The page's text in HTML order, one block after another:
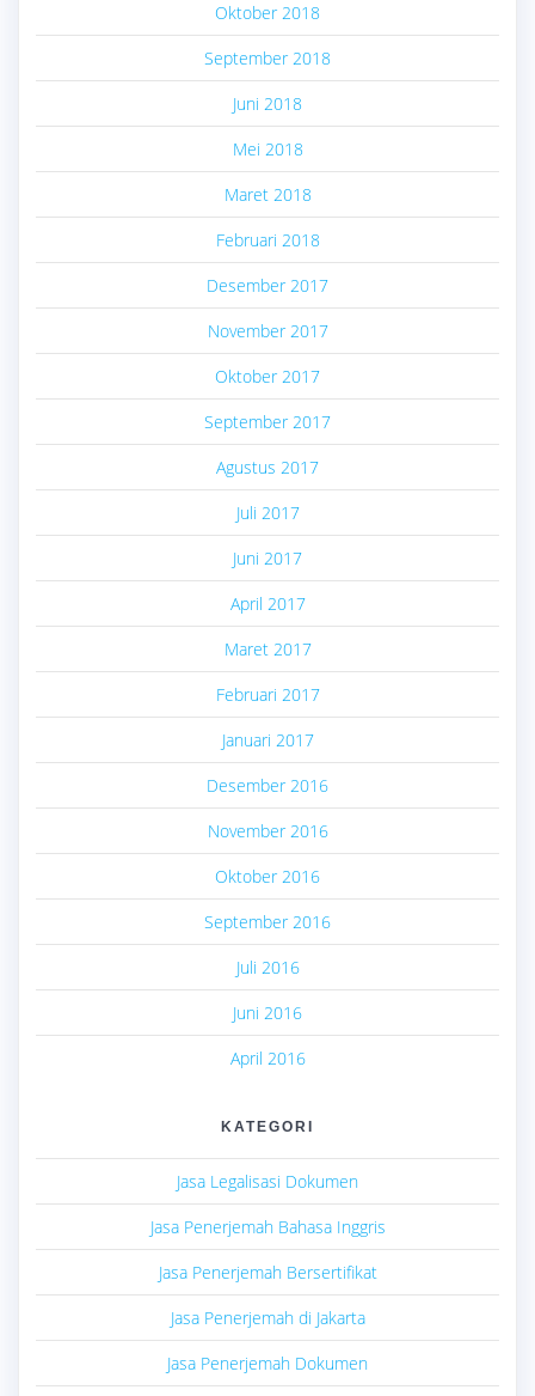
Oktober 2018
September 2018
Juni 2018
Mei 2018
Maret 2018
Februari 2018
Desember 2017
November 2017
Oktober 2017
September 2017
Agustus 2017
Juli 2017
Juni 2017
April 2017
Maret 2017
Februari 2017
Januari 2017
Desember 2016
November 2016
Oktober 2016
September 2016
Juli 2016
Juni 2016
April 2016
KATEGORI
Jasa Legalisasi Dokumen
Jasa Penerjemah Bahasa Inggris
Jasa Penerjemah Bersertifikat
Jasa Penerjemah di Jakarta
Jasa Penerjemah Dokumen